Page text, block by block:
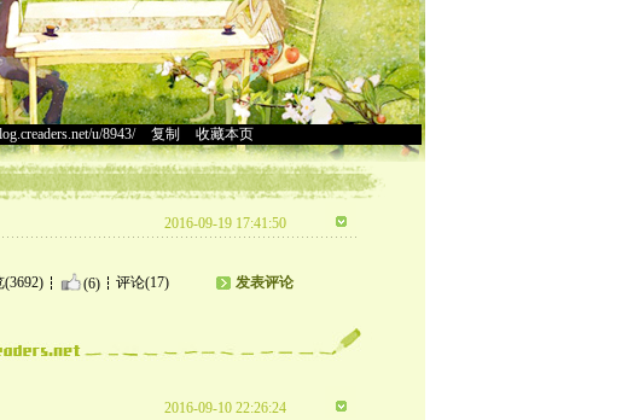
u/8943/> 复制 收藏本页
2016-09-19 17:41:50
(3692) (6) 评论(17) 发表评论
2016-09-10 22:26:24